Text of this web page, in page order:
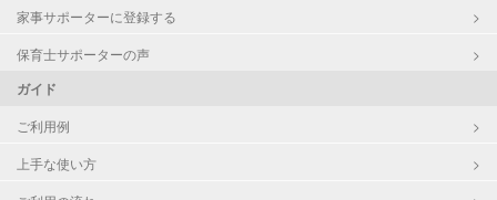
家事サポーターに登録する
保育士サポーターの声
ガイド
ご利用例
上手な使い方